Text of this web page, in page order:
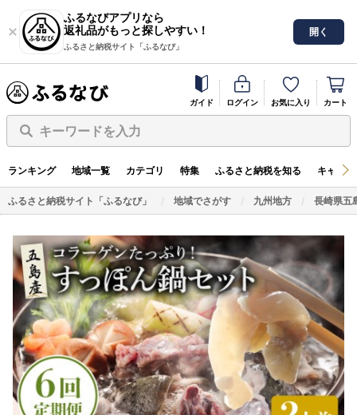
ふるなびアプリなら
返礼品がもっと探しやすい！
ふるさと納税サイト「ふるなび」
開く
ガイド ログイン お気に入り カート
キーワードを入力
ランキング 地域一覧 カテゴリ 特集 ふるさと納税を知る キャン
ふるさと納税サイト「ふるなび」 地域でさがす 九州地方 長崎県五